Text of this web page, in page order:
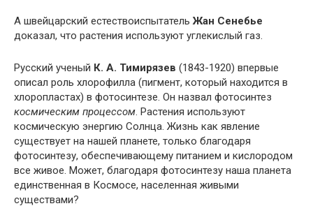
А швейцарский естествоиспытательЖан Сенебье
доказал, что растения используют углекислый газ.
Русский ученый К. А. Тимирязев (1843-1920) впервые
описал роль хлорофилла (пигмент, который находится в
хлоропластах) в фотосинтезе. Он назвал фотосинтез
космическим процессом. Растения используют
космическую энергию Солнца. Жизнь как явление
существует на нашей планете, только благодаря
фотосинтезу, обеспечивающему питанием и кислородом
все живое. Может, благодаря фотосинтезу наша планета
единственная в Космосе, населенная живыми
существами?